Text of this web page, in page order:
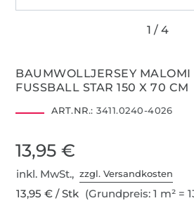
BAUMWOLLJERSEY MALOMI
FUSSBALL STAR 150 X 70 CM
ART.NR.: 3411.0240-4026
13,95 €
inkl. MwSt.,zzgl. Versandkosten
13,95 € / Stk (Grundpreis: 1 m² =